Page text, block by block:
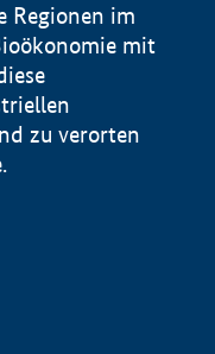
Regionen im
mit
zu verorten